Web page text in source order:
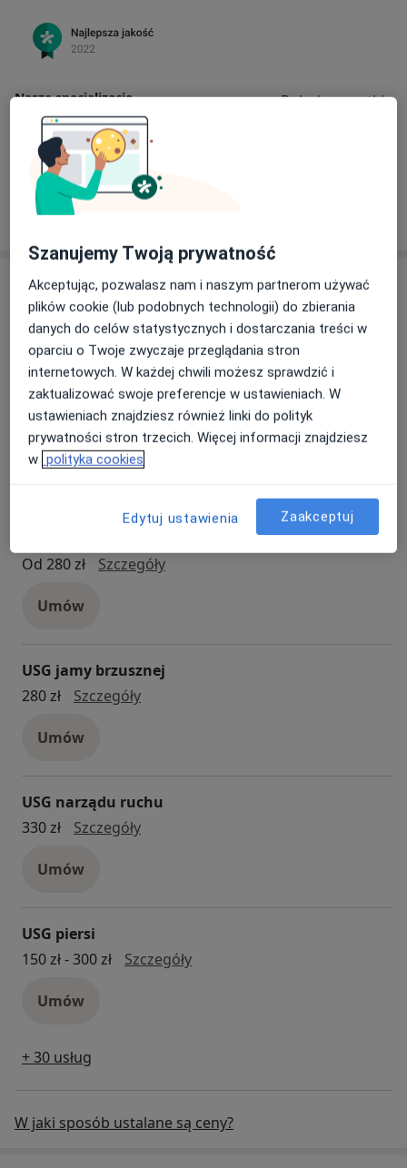
Nasze specjalizacje Pokaż wszystkie
Ortopedia
Usługi
Wszystkie
Konsultacja ortopedyczna
250 zł - 350 zł
Szczegóły konsultacja ortopedyczna
Umów
Od 280 zł
SzczegółyUSG dzieci
Umów
USG jamy brzusznej
280 zł
SzczegółyUSG jamy brzusznej
Umów
USG narządu ruchu
330 zł
SzczegółyUSG narządu ruchu
Umów
USG piersi
150 zł - 300 zł
SzczegółyUSG piersi
Umów
+ 30 usług
W jaki sposób ustalane są ceny?
Szanujemy Twoją prywatność
Akceptując, pozwalasz nam i naszym partnerom używać
plików cookie (lub podobnych technologii) do zbierania
danych do celów statystycznych i dostarczania treści w
oparciu o Twoje zwyczaje przeglądania stron
internetowych. W każdej chwili możesz sprawdzić i
zaktualizować swoje preferencje w ustawieniach. W
ustawieniach znajdziesz również linki do polityk
prywatności stron trzecich. Więcej informacji znajdziesz
w polityka cookies
Edytuj ustawienia Zaakceptuj